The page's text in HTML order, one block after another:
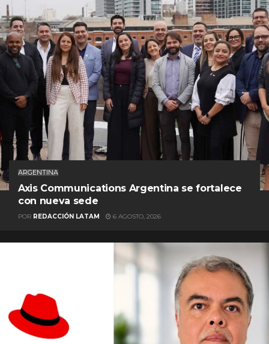
ARGENTINA
Axis Communications Argentina se fortalece
con nueva sede
POR REDACCIÓN LATAM 6 AGOSTO, 2026